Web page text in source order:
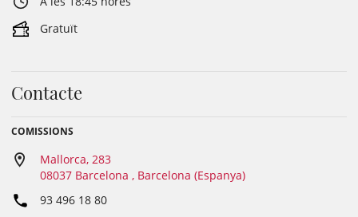
Gratuït
Contacte
COMISSIONS
Mallorca, 283
08037 Barcelona , Barcelona (Espanya)
93 496 18 80